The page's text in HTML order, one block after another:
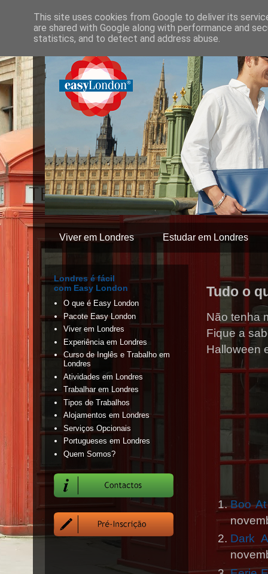
Viver em Londres Estudar em Londres
Tudo o
Não tenha
Fique a
Halloween
Boo
Dark
Londres é fácil
com Easy London
O que é Easy London
Pacote Easy London
Viver em Londres
Experiência em Londres
Curso de Inglês e Trabalho em
Londres
Atividades em Londres
Trabalhar em Londres
Tipos de Trabalhos
Alojamentos em Londres
Serviços Opcionais
Portugueses em Londres
Quem Somos?
This site uses cookies from Google to deliver its
are shared with Google along with performance and
statistics, and to detect and address abuse.